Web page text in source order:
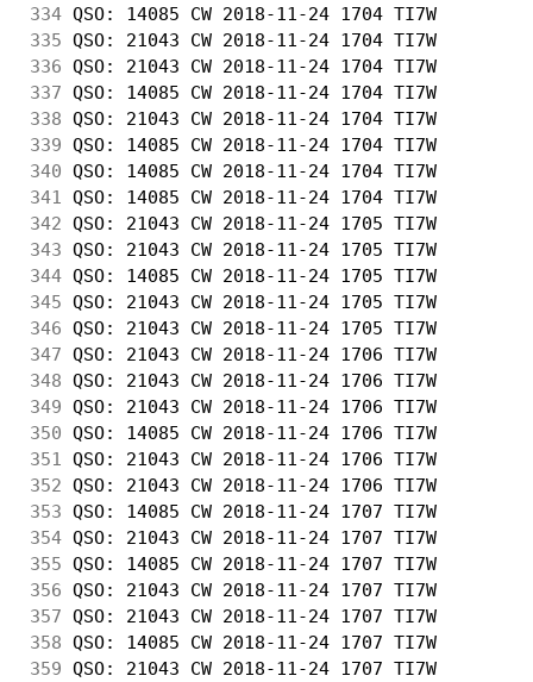
334 QSO: 14085 CW 2018-11-24 1704 TI7W
335 QSO: 21043 CW 2018-11-24 1704 TI7W
336 QSO: 21043 CW 2018-11-24 1704 TI7W
337 QSO: 14085 CW 2018-11-24 1704 TI7W
338 QSO: 21043 CW 2018-11-24 1704 TI7W
339 QSO: 14085 CW 2018-11-24 1704 TI7W
340 QSO: 14085 CW 2018-11-24 1704 TI7W
341
QSO: 14085 CW 2018-11-24 1704 TI7W
342 QSO: 21043 CW 2018-11-24 1705 TI7W
343 QSO: 21043 CW 2018-11-24 1705 TI7W
344 QSO: 14085 CW 2018-11-24 1705 TI7W
345 QSO: 21043 CW 2018-11-24 1705 TI7W
346 QSO: 21043 CW 2018-11-24 1705 TI7W
347 QSO: 21043 CW 2018-11-24 1706 TI7W
348 QSO: 21043 CW 2018-11-24 1706 TI7W
349 QSO: 21043 CW 2018-11-24 1706 TI7W
350 QSO: 14085 CW 2018-11-24 1706 TI7W
351
QSO: 21043 CW 2018-11-24 1706 TI7W
352 QSO: 21043 CW 2018-11-24 1706 TI7W
353 QSO: 14085 CW 2018-11-24 1707 TI7W
354 QSO: 21043 CW 2018-11-24 1707 TI7W
355 QSO: 14085 CW 2018-11-24 1707 TI7W
356 QSO: 21043 CW 2018-11-24 1707 TI7W
357 QSO: 21043 CW 2018-11-24 1707 TI7W
358 QSO: 14085 CW 2018-11-24 1707 TI7W
359 QSO: 21043 CW 2018-11-24 1707 TI7W